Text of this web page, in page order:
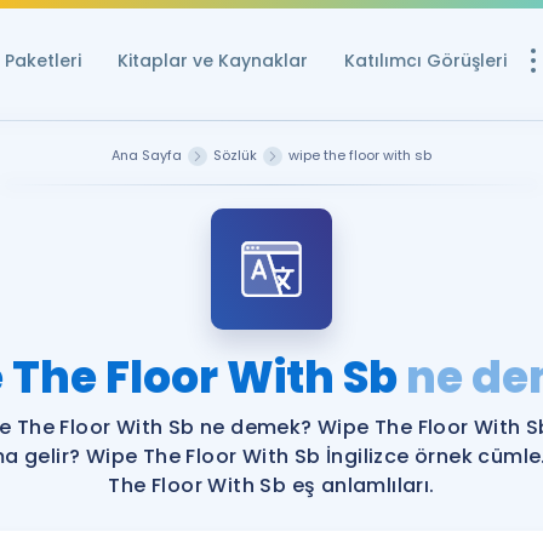
Paketleri Kitaplar ve Kaynaklar Katılımcı Görüşleri
Ücretsiz
YDS ve YÖKDİL
YDS ve YÖKDİL
YDS ve YÖKDİL'e
ÖSYM Sınav
Ana Sayfa Sözlük wipe the floor with sb
Floor With Sbne
The Floor With Sb ne demek? Wipe The Floor With
gelir? Wipe The Floor With Sb İngilizce örnek
The Floor With Sb eş anlamlıları.